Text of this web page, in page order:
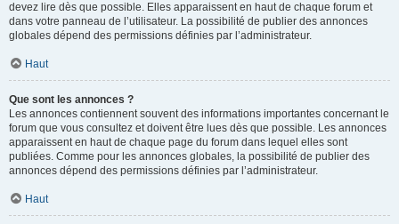
devez lire dès que possible. Elles apparaissent en haut de chaque forum et
dans votre panneau de l’utilisateur. La possibilité de publier des annonces
globales dépend des permissions définies par l’administrateur.
Haut
Que sont les annonces ?
Les annonces contiennent souvent des informations importantes concernant le
forum que vous consultez et doivent être lues dès que possible. Les annonces
apparaissent en haut de chaque page du forum dans lequel elles sont
publiées. Comme pour les annonces globales, la possibilité de publier des
annonces dépend des permissions définies par l’administrateur.
Haut